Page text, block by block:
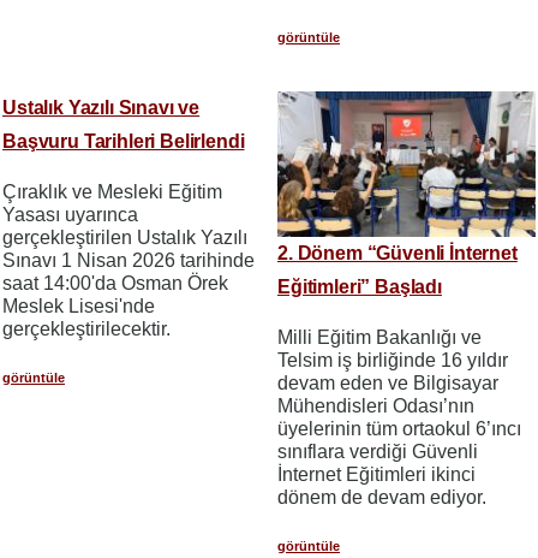
görüntüle
Ustalık Yazılı Sınavı ve
Başvuru Tarihleri Belirlendi
Çıraklık ve Mesleki Eğitim
Yasası uyarınca
gerçekleştirilen Ustalık Yazılı
Sınavı 1 Nisan 2026 tarihinde
saat 14:00'da Osman Örek
Meslek Lisesi'nde
gerçekleştirilecektir.
görüntüle
2. Dönem “Güvenli İnternet
Eğitimleri” Başladı
Milli Eğitim Bakanlığı ve
Telsim iş birliğinde 16 yıldır
devam eden ve Bilgisayar
Mühendisleri Odası’nın
üyelerinin tüm ortaokul 6’ıncı
sınıflara verdiği Güvenli
İnternet Eğitimleri ikinci
dönem de devam ediyor.
görüntüle